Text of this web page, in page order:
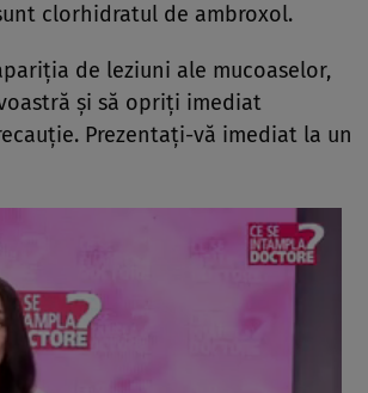
clorhidratul de ambroxol.
de leziuni ale mucoaselor,
şi să opriţi imediat
Prezentaţi-vă imediat la un